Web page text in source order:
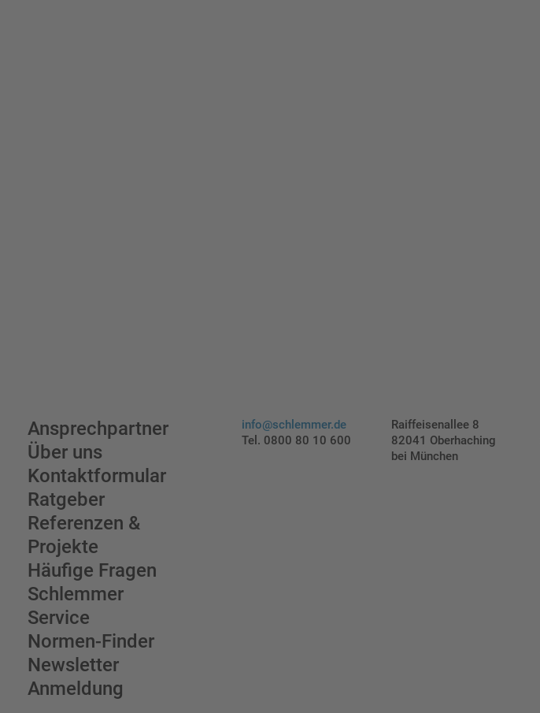
Ansprechpartner
Über uns
Kontaktformular
Ratgeber
Referenzen &
Projekte
Häufige Fragen
Schlemmer
Service
Normen-Finder
Newsletter
Anmeldung
info@schlemmer.de
Tel. 0800 80 10 600
Raiffeisenallee 8
82041 Oberhaching
bei München